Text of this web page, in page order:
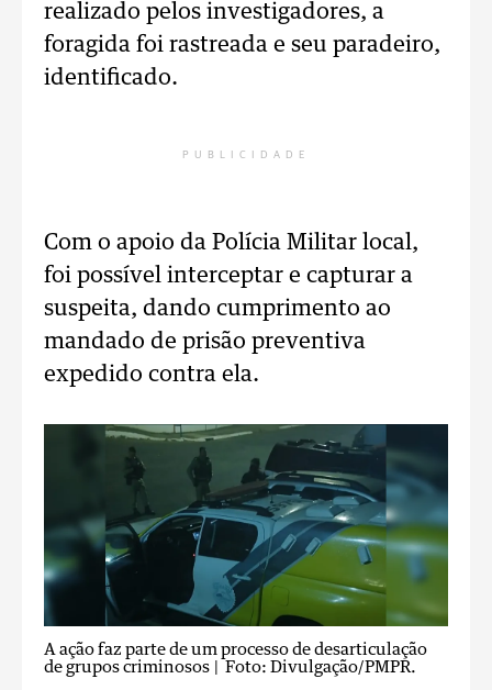
realizado pelos investigadores, a
foragida foi rastreada e seu paradeiro,
identificado.
PUBLICIDADE
Com o apoio da Polícia Militar local,
foi possível interceptar e capturar a
suspeita, dando cumprimento ao
mandado de prisão preventiva
expedido contra ela.
A ação faz parte de um processo de desarticulação
de grupos criminosos
| Foto: Divulgação/PMPR.